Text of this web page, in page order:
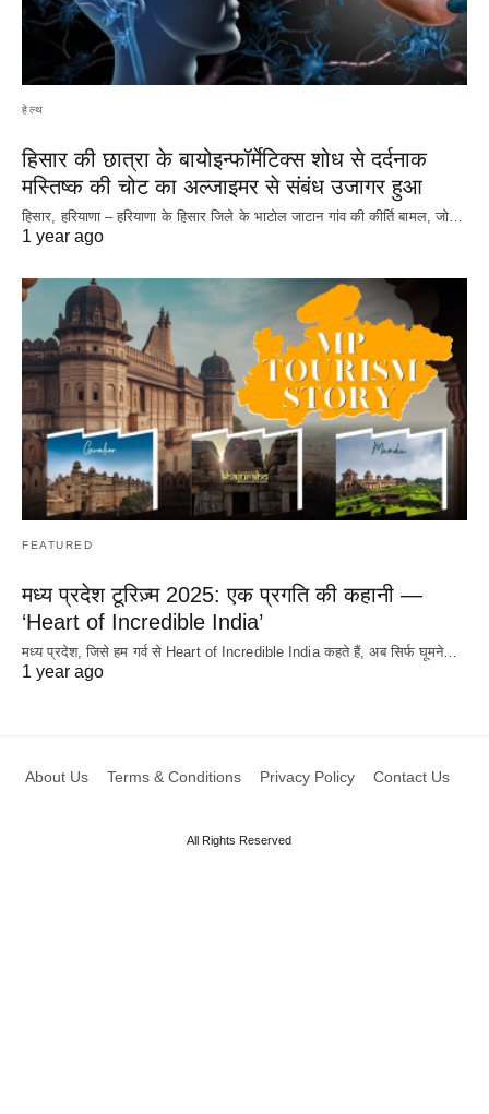
हेल्थ
हिसार की छात्रा के बायोइन्फॉर्मेटिक्स शोध से दर्दनाक
मस्तिष्क की चोट का अल्जाइमर से संबंध उजागर हुआ
हिसार, हरियाणा – हरियाणा के हिसार जिले के भाटोल जाटान गांव की कीर्ति बामल, जो…
1 year ago
FEATURED
मध्य प्रदेश टूरिज़्म 2025: एक प्रगति की कहानी —
‘Heart of Incredible India’
मध्य प्रदेश, जिसे हम गर्व से Heart of Incredible India कहते हैं, अब सिर्फ घूमने…
1 year ago
About Us Terms & Conditions Privacy Policy Contact Us
All Rights Reserved